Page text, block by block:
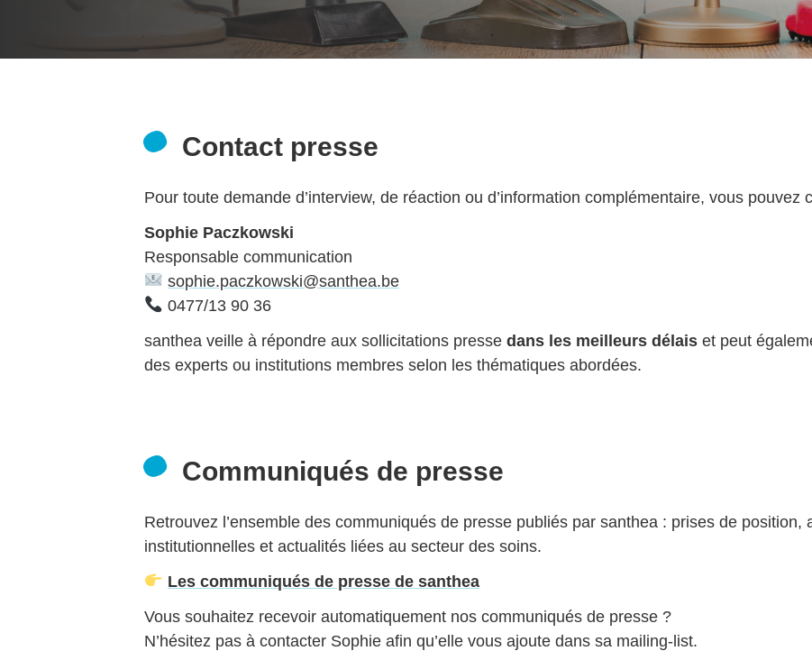
Contact presse
Pour toute demande d’interview, de réaction ou d’information complémentaire, vous pouvez
Sophie Paczkowski
Responsable communication
sophie.paczkowski@santhea.be
0477/13 90 36
santhea veille à répondre aux sollicitations presse dans les meilleurs délais et peut
des experts ou institutions membres selon les thématiques abordées.
Communiqués de presse
Retrouvez l’ensemble des communiqués de presse publiés par santhea : prises de
institutionnelles et actualités liées au secteur des soins.
Les communiqués de presse de santhea
Vous souhaitez recevoir automatiquement nos communiqués de presse ?
N’hésitez pas à contacter Sophie afin qu’elle vous ajoute dans sa mailing-list.